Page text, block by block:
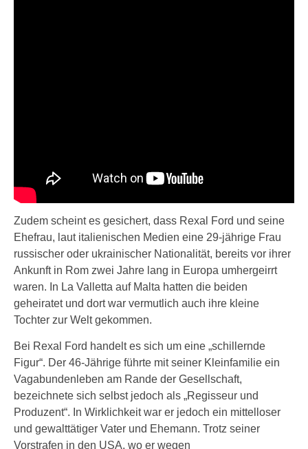
Zudem scheint es gesichert, dass Rexal Ford und seine
Ehefrau, laut italienischen Medien eine 29-jährige Frau
russischer oder ukrainischer Nationalität, bereits vor ihrer
Ankunft in Rom zwei Jahre lang in Europa umhergeirrt
waren. In La Valletta auf Malta hatten die beiden
geheiratet und dort war vermutlich auch ihre kleine
Tochter zur Welt gekommen.
Bei Rexal Ford handelt es sich um eine „schillernde
Figur“. Der 46-Jährige führte mit seiner Kleinfamilie ein
Vagabundenleben am Rande der Gesellschaft,
bezeichnete sich selbst jedoch als „Regisseur und
Produzent“. In Wirklichkeit war er jedoch ein mittelloser
und gewalttätiger Vater und Ehemann. Trotz seiner
Vorstrafen in den USA, wo er wegen